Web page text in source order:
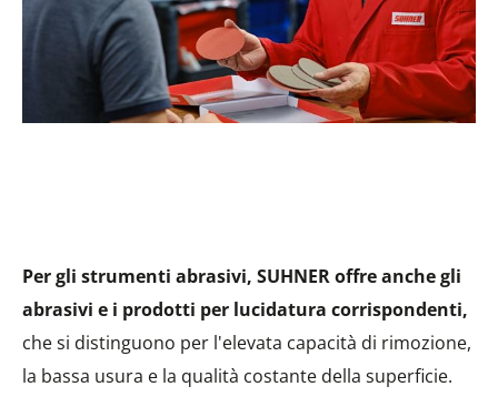
Per gli strumenti abrasivi, SUHNER offre anche gli
abrasivi e i prodotti per lucidatura corrispondenti,
che si distinguono per l'elevata capacità di rimozione,
la bassa usura e la qualità costante della superficie.